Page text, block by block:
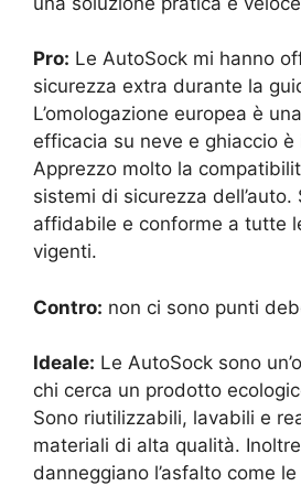
Pro: Le AutoSock mi hanno
sicurezza extra durante la
L’omologazione europea è
efficacia su neve e ghiaccio è
Apprezzo molto la
sistemi di sicurezza
affidabile e conforme a tutte
vigenti.
Contro: non ci sono punti
Ideale: Le AutoSock sono
chi cerca un prodotto
Sono riutilizzabili, lavabili e
materiali di alta qualità.
danneggiano l’asfalto come